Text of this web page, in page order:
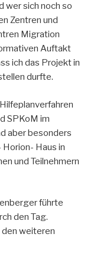
wer sich noch so
Zentren und
Migration
Auftakt
ich das Projekt in
durfte.
SPKoM im
aber besonders
Horion- Haus in
und Teilnehmern
führte
den Tag.
den weiteren